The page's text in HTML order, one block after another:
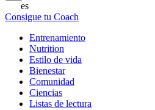
es
Consigue tu Coach
Entrenamiento
Nutrition
Estilo de vida
Bienestar
Comunidad
Ciencias
Listas de lectura